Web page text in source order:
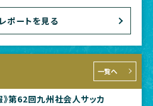
ポートを見る
一覧へ
》第62回九州社会人サッカ